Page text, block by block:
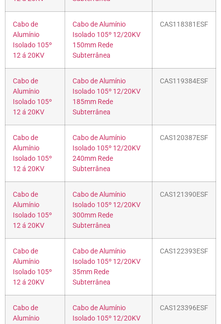
Cabo de
Alumínio
Isolado 105º
12 á 20KV
Cabo de Alumínio
Isolado 105º 12/20KV
150mm Rede
Subterrânea
CAS118381ESF
Cabo de
Alumínio
Isolado 105º
12 á 20KV
Cabo de Alumínio
Isolado 105º 12/20KV
185mm Rede
Subterrânea
CAS119384ESF
Cabo de
Alumínio
Isolado 105º
12 á 20KV
Cabo de Alumínio
Isolado 105º 12/20KV
240mm Rede
Subterrânea
CAS120387ESF
Cabo de
Alumínio
Isolado 105º
12 á 20KV
Cabo de Alumínio
Isolado 105º 12/20KV
300mm Rede
Subterrânea
CAS121390ESF
Cabo de
Alumínio
Isolado 105º
12 á 20KV
Cabo de Alumínio
Isolado 105º 12/20KV
35mm Rede
Subterrânea
CAS122393ESF
Cabo de
Alumínio
Cabo de Alumínio
Isolado 105º 12/20KV
CAS123396ESF